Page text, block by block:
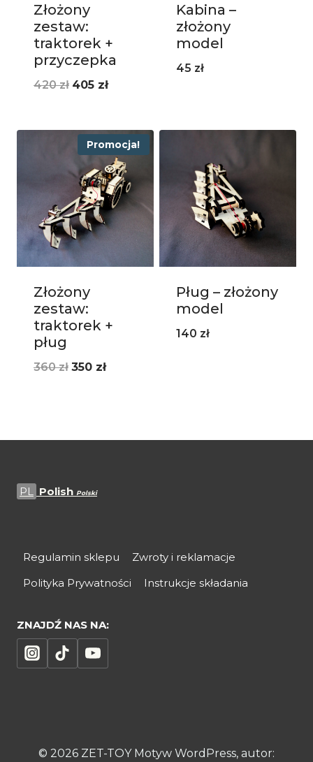
Złożony
zestaw:
traktorek +
przyczepka
420zł Pierwotna
wynosiła:
420 zł.
405 złAktualna
wynosi:
405 zł.
Kabina –
złożony
model
45 zł
Promocja!
Złożony
zestaw:
traktorek +
pług
360zł Pierwotna
350 złAktualna
Pług – złożony
model
140 zł
PL Polish Polski
Regulamin sklepu
Zwroty i reklamacje
Polityka Prywatności
Instrukcje składania
ZNAJDŹ NAS NA:
© 2026 ZET-TOY Motyw WordPress, autor: